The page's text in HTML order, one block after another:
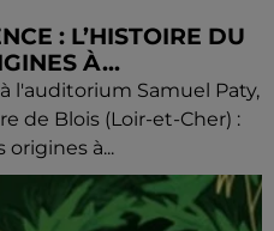
: L’HISTOIRE DU
À...
l'auditorium Samuel Paty,
de Blois (Loir-et-Cher) :
origines à...